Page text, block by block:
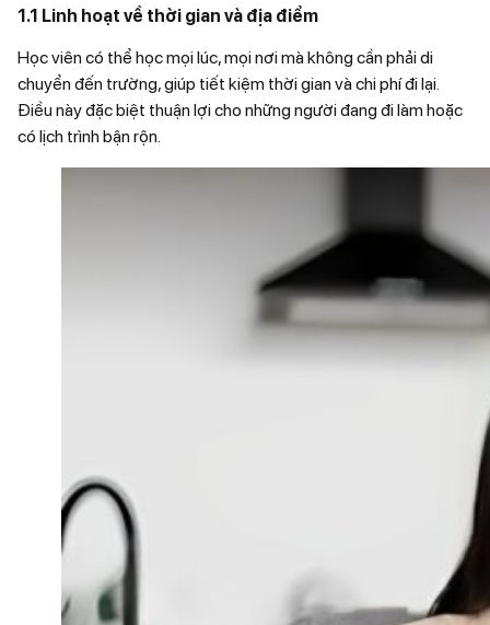
1.1 Linh hoạt về thời gian và địa điểm
Học viên có thể học mọi lúc, mọi nơi mà không cần phải di
chuyển đến trường, giúp tiết kiệm thời gian và chi phí đi lại.
Điều này đặc biệt thuận lợi cho những người đang đi làm hoặc
có lịch trình bận rộn.